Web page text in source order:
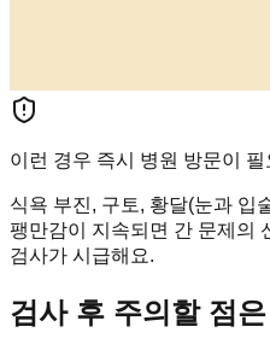
이런 경우 즉시 병원 방문이 필
식욕 부진, 구토, 황달(눈과 입
팽만감이 지속되면 간 문제의
검사가 시급해요.
검사 후 주의할 점